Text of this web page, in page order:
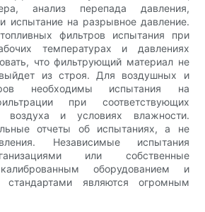
анализ перепада давления,
испытание на разрывное давление.
фильтров испытания при
температурах и давлениях
что фильтрующий материал не
из строя. Для воздушных и
необходимы испытания на
при соответствующих
воздуха и условиях влажности.
отчеты об испытаниях, а не
Независимые испытания
или собственные
оборудованием и
стандартами являются огромным